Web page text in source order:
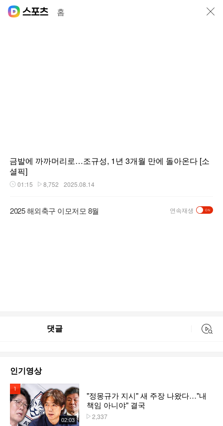
홈
금발에 까까머리로…조규성, 1년 3개월 만에 돌아온다 [소
셜픽]
01:15 8,752 2025.08.14
2025 해외축구 이모저모 8월 연속재생
댓글
인기영상
02:03
"정몽규가 지시" 새 주장 나왔다…"내
책임 아니야" 결국
2,337